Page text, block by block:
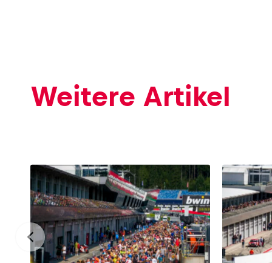
Weitere Artikel